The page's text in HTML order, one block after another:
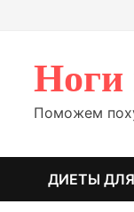
Ноги
Поможем
ДИЕТЫ